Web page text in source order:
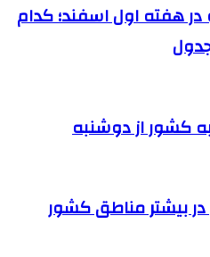
هفته اول اسفند؛ کدام
کشور از دوشنبه
در بیشتر مناطق کشور